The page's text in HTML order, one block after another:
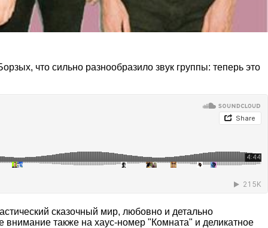
что сильно разнообразило звук группы: теперь это
сказочный мир, любовно и детально
внимание также на хаус-номер "Комната" и деликатное